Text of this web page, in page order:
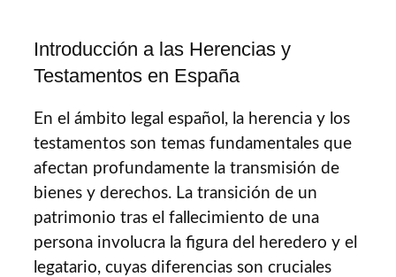
Introducción a las Herencias y
Testamentos en España
En el ámbito legal español, la herencia y los
testamentos son temas fundamentales que
afectan profundamente la transmisión de
bienes y derechos. La transición de un
patrimonio tras el fallecimiento de una
persona involucra la figura del heredero y el
legatario, cuyas diferencias son cruciales